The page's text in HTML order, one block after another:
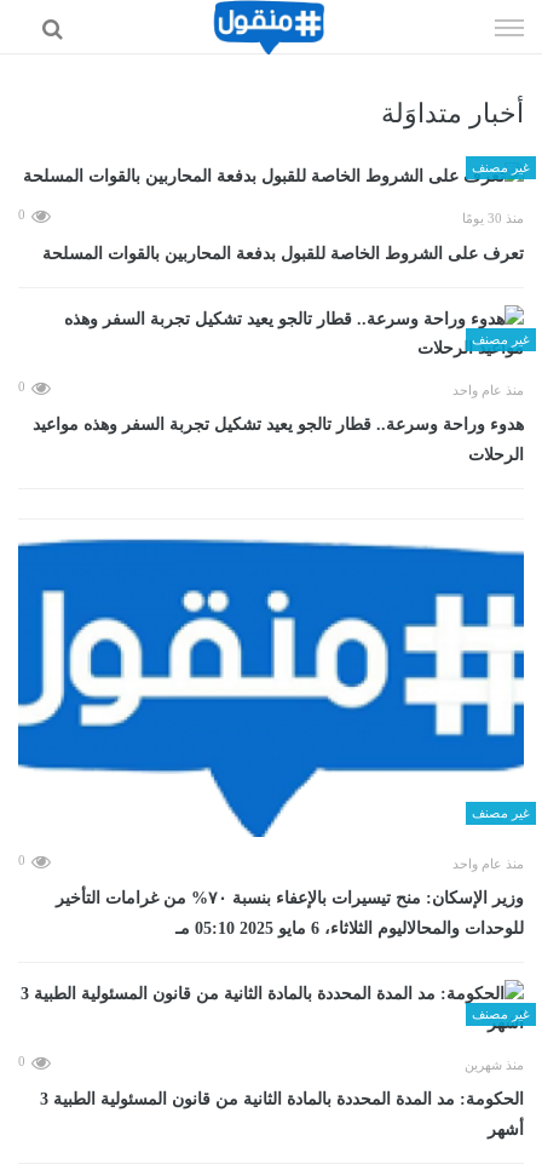
الى
أخبار متداوَلة
غير مصنف
منذ 30 يومًا 0
تعرف على الشروط الخاصة للقبول بدفعة المحاربين بالقوات المسلحة
غير مصنف
منذ عام واحد 0
هدوء وراحة وسرعة.. قطار تالجو يعيد تشكيل تجربة السفر وهذه مواعيد
الرحلات
غير مصنف
منذ عام واحد 0
وزير الإسكان: منح تيسيرات بالإعفاء بنسبة ٧٠% من غرامات التأخير
للوحدات والمحالاليوم الثلاثاء، 6 مايو 2025 05:10 مـ
غير مصنف
منذ شهرين 0
الحكومة: مد المدة المحددة بالمادة الثانية من قانون المسئولية الطبية 3
أشهر